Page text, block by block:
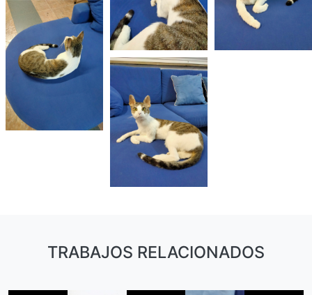
TRABAJOS RELACIONADOS